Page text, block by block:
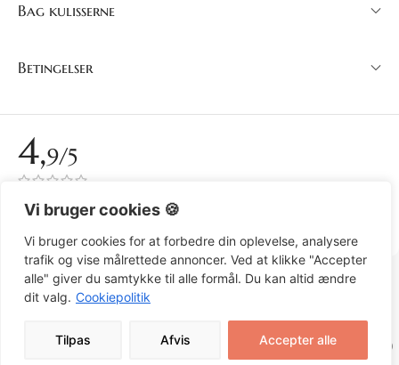
Vi bruger cookies 🍪
Vi bruger cookies for at forbedre din oplevelse, analysere
trafik og vise målrettede annoncer. Ved at klikke "Accepter
alle" giver du samtykke til alle formål. Du kan altid ændre
dit valg. Cookiepolitik
Tilpas Afvis Accepter alle
Bag kulisserne
Betingelser
4,9/5
DANSK (DKK)
© 2026 Art by Susanne Rylander